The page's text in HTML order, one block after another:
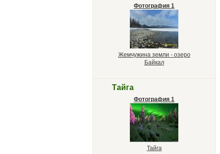
Фотография 1
Жемчужина земли - озеро
Байкал
Тайга
Фотография 1
Тайга